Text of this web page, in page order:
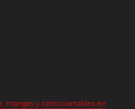
mangas y coleccionables en